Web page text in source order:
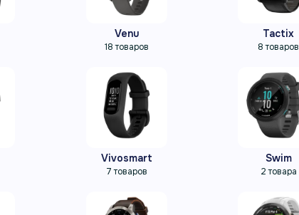
Venu
18 товаров
Tactix
8 товаров
Vivosmart
7 товаров
Swim
2 товара